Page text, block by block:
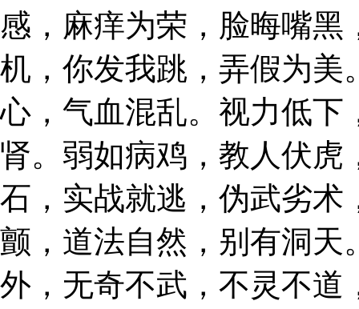
感，麻痒为荣，脸晦嘴黑
机，你发我跳，弄假为美
心，气血混乱。视力低下
肾。弱如病鸡，教人伏虎
石，实战就逃，伪武劣术
颤，道法自然，别有洞天
外，无奇不武，不灵不道